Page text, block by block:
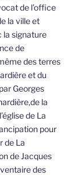
de l’office
la ville et
la signature
de
des terres
et du
Georges
la
de La
pour
de La
de Jacques
des